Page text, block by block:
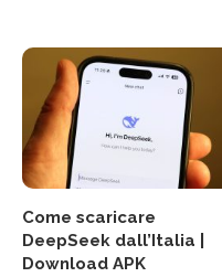
Come scaricare
DeepSeek dall’Italia |
Download APK